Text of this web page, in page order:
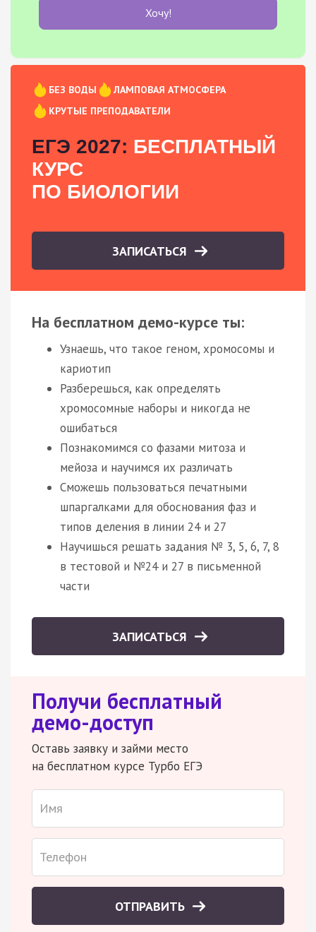
Хочу!
БЕЗ ВОДЫ
ЛАМПОВАЯ АТМОСФЕРА
КРУТЫЕ ПРЕПОДАВАТЕЛИ
ЕГЭ 2027: БЕСПЛАТНЫЙ
КУРС
ПО БИОЛОГИИ
ЗАПИСАТЬСЯ
На бесплатном демо-курсе ты:
Узнаешь, что такое геном, хромосомы и
кариотип
Разберешься, как определять
хромосомные наборы и никогда не
ошибаться
Познакомимся со фазами митоза и
мейоза и научимся их различать
Сможешь пользоваться печатными
шпаргалками для обоснования фаз и
типов деления в линии 24 и 27
Научишься решать задания № 3, 5, 6, 7, 8
в тестовой и №24 и 27 в письменной
части
ЗАПИСАТЬСЯ
Получи бесплатный
демо-доступ
Оставь заявку и займи место
на бесплатном курсе Турбо ЕГЭ
ОТПРАВИТЬ